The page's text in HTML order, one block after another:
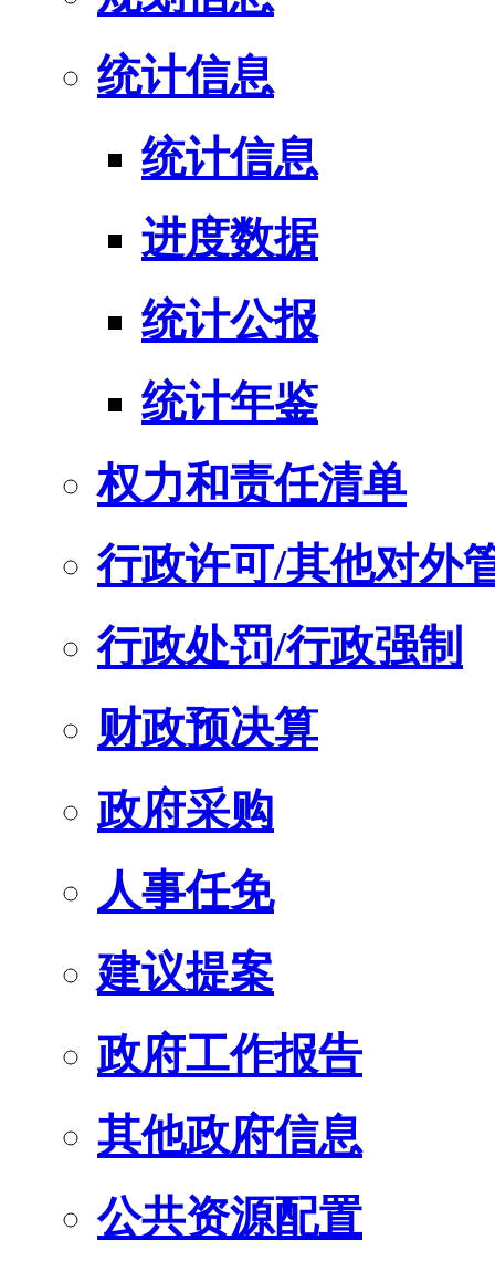
统计信息
统计信息
进度数据
统计公报
统计年鉴
权力和责任清单
行政许可/其他对外
行政处罚/行政强制
财政预决算
政府采购
人事任免
建议提案
政府工作报告
其他政府信息
公共资源配置